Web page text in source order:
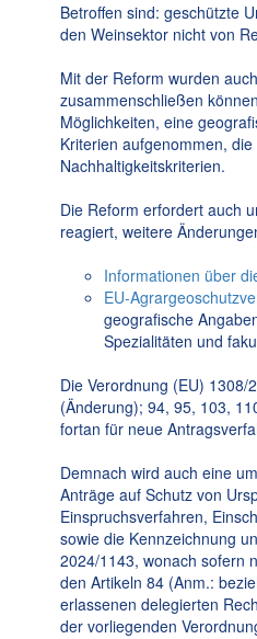
Betroffen sind: geschützte
den Weinsektor nicht von
Mit der Reform wurden
zusammenschließen
Möglichkeiten, eine
Kriterien aufgenommen,
Nachhaltigkeitskriterien.
Die Reform erfordert auch
reagiert, weitere
Informationen über
EU-
geografische
Spezialitäten und
Die Verordnung (EU)
(Änderung); 94, 95, 103,
fortan für neue
Demnach wird auch eine
Anträge auf Schutz von
Einspruchsverfahren,
sowie die Kennzeichnung
2024/1143, wonach sofern
den Artikeln 84 (Anm.:
erlassenen delegierten
der vorliegenden